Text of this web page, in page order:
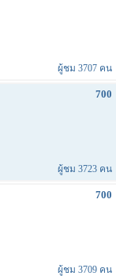
ผู้ชม 3707 คน
700
ผู้ชม 3723 คน
700
ผู้ชม 3709 คน